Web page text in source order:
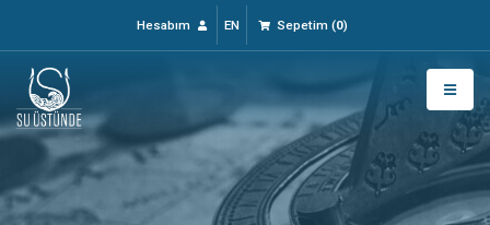
Hesabım EN Sepetim (0)